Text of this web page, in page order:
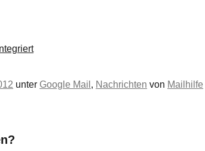
unter Google Mail , Nachrichten von Mailhilfe